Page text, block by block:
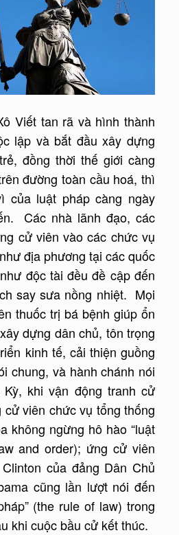
Viết tan rã và hình thành
lập và bắt đầu xây dựng
đồng thời thế giới càng
đường toàn cầu hoá, thì
luật pháp càng ngày
Các nhà lãnh đạo, các
cử viên vào các chức vụ
địa phương tại các quốc
độc tài đều đề cập đến
say sưa nồng nhiệt. Mọi
thuốc trị bá bệnh giúp ổn
dựng dân chủ, tôn trọng
kinh tế, cải thiện guồng
chung, và hành chánh nói
khi vận động tranh cử
cử viên chức vụ tổng thống
không ngừng hô hào “luật
and order); ứng cử viên
của đảng Dân Chủ
cũng lần lượt nói đến
(the rule of law) trong
khi cuộc bầu cử kết thúc.